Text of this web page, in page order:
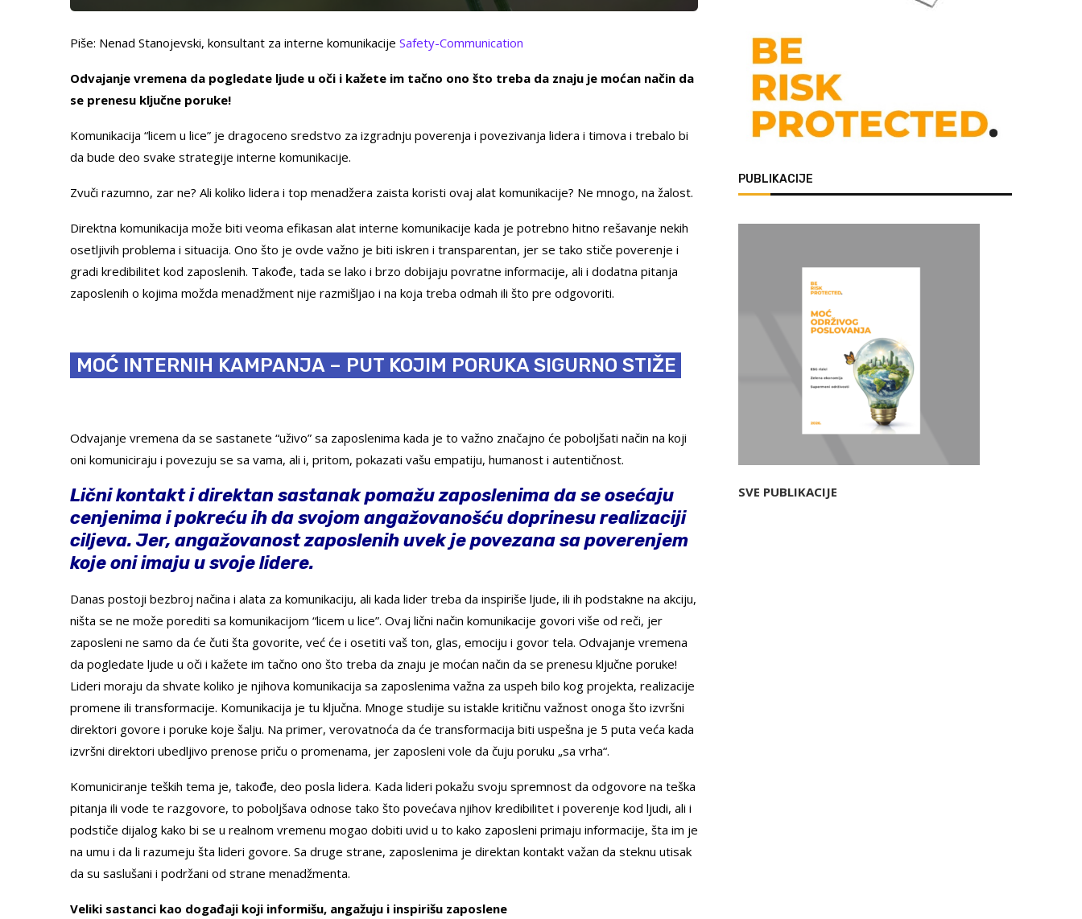
Piše: Nenad Stanojevski, konsultant za interne komunikacije Safety-Communication
Odvajanje vremena da pogledate ljude u oči i kažete im tačno ono što treba da znaju je moćan način da
se prenesu ključne poruke!
Komunikacija “licem u lice” je dragoceno sredstvo za izgradnju poverenja i povezivanja lidera i timova i trebalo bi
da bude deo svake strategije interne komunikacije.
Zvuči razumno, zar ne? Ali koliko lidera i top menadžera zaista koristi ovaj alat komunikacije? Ne mnogo, na žalost.
Direktna komunikacija može biti veoma efikasan alat interne komunikacije kada je potrebno hitno rešavanje nekih
osetljivih problema i situacija. Ono što je ovde važno je biti iskren i transparentan, jer se tako stiče poverenje i
gradi kredibilitet kod zaposlenih. Takođe, tada se lako i brzo dobijaju povratne informacije, ali i dodatna pitanja
zaposlenih o kojima možda menadžment nije razmišljao i na koja treba odmah ili što pre odgovoriti.
MOĆ INTERNIH KAMPANJA – PUT KOJIM PORUKA SIGURNO STIŽE
Odvajanje vremena da se sastanete “uživo” sa zaposlenima kada je to važno značajno će poboljšati način na koji
oni komuniciraju i povezuju se sa vama, ali i, pritom, pokazati vašu empatiju, humanost i autentičnost.
Lični kontakt i direktan sastanak pomažu zaposlenima da se osećaju
cenjenima i pokreću ih da svojom angažovanošću doprinesu realizaciji
ciljeva. Jer, angažovanost zaposlenih uvek je povezana sa poverenjem
koje oni imaju u svoje lidere.
Danas postoji bezbroj načina i alata za komunikaciju, ali kada lider treba da inspiriše ljude, ili ih podstakne na akciju,
ništa se ne može porediti sa komunikacijom “licem u lice”. Ovaj lični način komunikacije govori više od reči, jer
zaposleni ne samo da će čuti šta govorite, već će i osetiti vaš ton, glas, emociju i govor tela. Odvajanje vremena
da pogledate ljude u oči i kažete im tačno ono što treba da znaju je moćan način da se prenesu ključne poruke!
Lideri moraju da shvate koliko je njihova komunikacija sa zaposlenima važna za uspeh bilo kog projekta, realizacije
promene ili transformacije. Komunikacija je tu ključna. Mnoge studije su istakle kritičnu važnost onoga što izvršni
direktori govore i poruke koje šalju. Na primer, verovatnoća da će transformacija biti uspešna je 5 puta veća kada
izvršni direktori ubedljivo prenose priču o promenama, jer zaposleni vole da čuju poruku „sa vrha“.
Komuniciranje teških tema je, takođe, deo posla lidera. Kada lideri pokažu svoju spremnost da odgovore na teška
pitanja ili vode te razgovore, to poboljšava odnose tako što povećava njihov kredibilitet i poverenje kod ljudi, ali i
podstiče dijalog kako bi se u realnom vremenu mogao dobiti uvid u to kako zaposleni primaju informacije, šta im je
na umu i da li razumeju šta lideri govore. Sa druge strane, zaposlenima je direktan kontakt važan da steknu utisak
da su saslušani i podržani od strane menadžmenta.
Veliki sastanci kao događaji koji informišu, angažuju i inspirišu zaposlene
PUBLIKACIJE
SVE PUBLIKACIJE